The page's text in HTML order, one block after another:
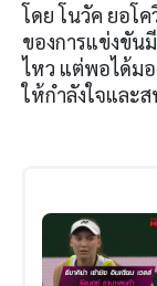
โดย โนวัค ยอโ
ของการแข่งขัน
ไหว แต่พอได้ม
ให้กำลังใจและ